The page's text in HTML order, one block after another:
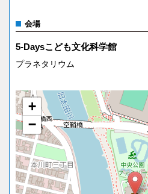
会場
5-Daysこども文化科学館
プラネタリウム
+
−